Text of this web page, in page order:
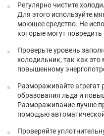
Регулярно чистите
Для этого используйте
моющее средство. Не
которые могут
Проверьте уровень
холодильник, так как это
повышенному
Размораживайте агрегат
образования льда и
Размораживание лучше
помощью
Проверяйте